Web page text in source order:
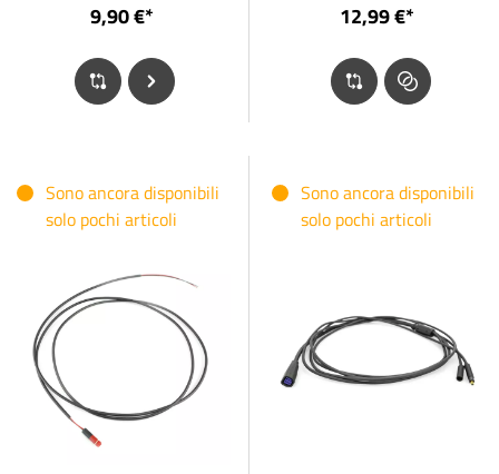
9,90 €*
12,99 €*
Sono ancora disponibili
solo pochi articoli
Sono ancora disponibili
solo pochi articoli